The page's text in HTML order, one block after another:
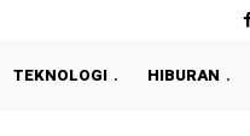
TEKNOLOGI HIBURAN